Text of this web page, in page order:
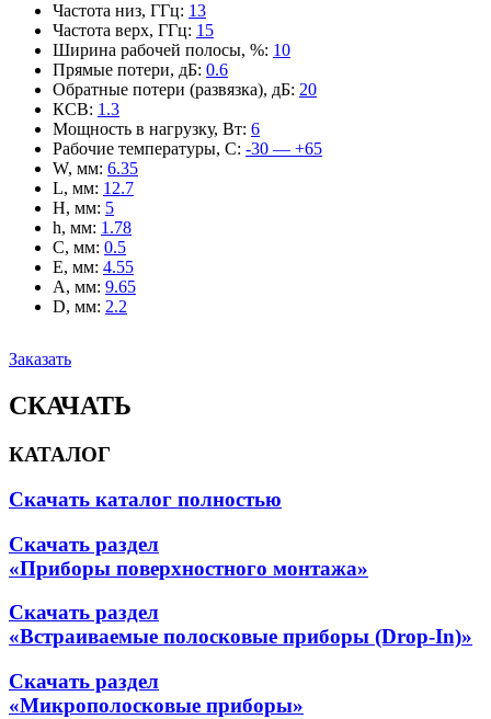
Частота низ, ГГц: 13
Частота верх, ГГц: 15
Ширина рабочей полосы, %: 10
Прямые потери, дБ: 0.6
Обратные потери (развязка), дБ: 20
КСВ: 1.3
Мощность в нагрузку, Вт: 6
Рабочие температуры, С: -30 — +65
W, мм: 6.35
L, мм: 12.7
H, мм: 5
h, мм: 1.78
C, мм: 0.5
E, мм: 4.55
A, мм: 9.65
D, мм: 2.2
Заказать
СКАЧАТЬ
КАТАЛОГ
Скачать каталог полностью
Скачать раздел
«Приборы поверхностного монтажа»
Скачать раздел
«Встраиваемые полосковые приборы (Drop-In)»
Скачать раздел
«Микрополосковые приборы»